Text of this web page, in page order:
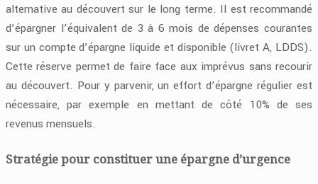
alternative au découvert sur le long terme. Il est recommandé
d’épargner l’équivalent de 3 à 6 mois de dépenses courantes
sur un compte d’épargne liquide et disponible (livret A, LDDS).
Cette réserve permet de faire face aux imprévus sans recourir
au découvert. Pour y parvenir, un effort d’épargne régulier est
nécessaire, par exemple en mettant de côté 10% de ses
revenus mensuels.
Stratégie pour constituer une épargne d’urgence